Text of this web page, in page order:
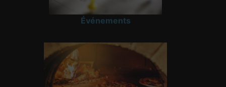
Événements